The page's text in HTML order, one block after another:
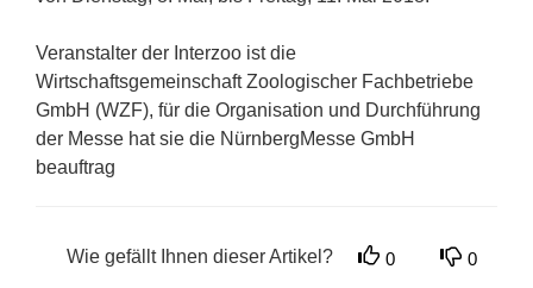
Veranstalter der Interzoo ist die
Wirtschaftsgemeinschaft Zoologischer Fachbetriebe
GmbH (WZF), für die Organisation und Durchführung
der Messe hat sie die NürnbergMesse GmbH
beauftrag
Wie gefällt Ihnen dieser Artikel? 0 0